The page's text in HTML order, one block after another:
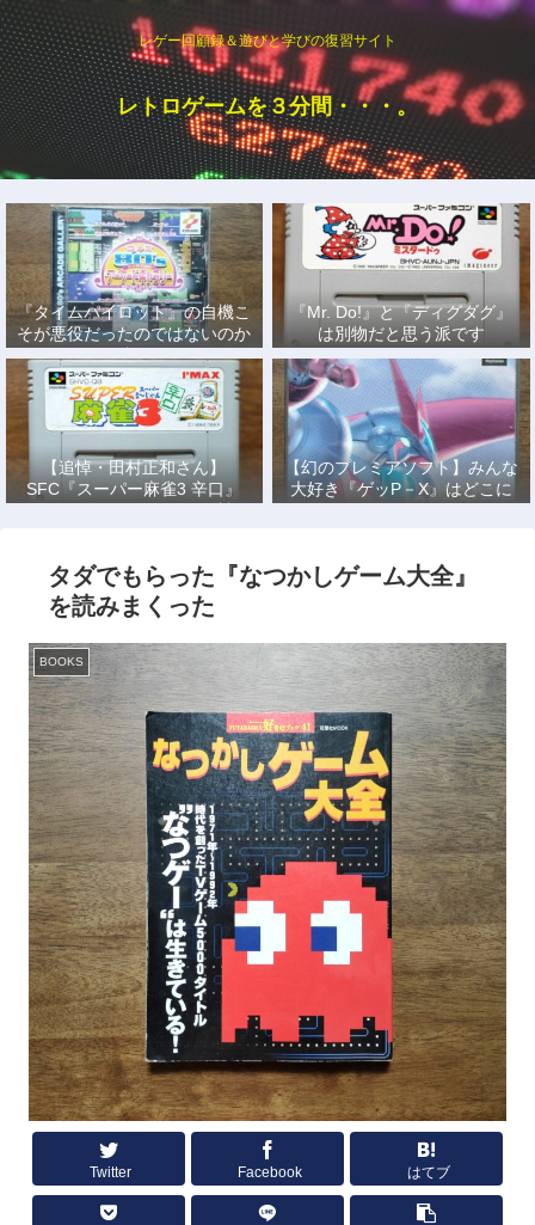
レゲー回顧録＆遊びと学びの復習サイト
レトロゲームを３分間・・・。
『タイムパイロット』の自機こ
そが悪役だったのではないのか
説
『Mr. Do!』と『ディグダグ』
は別物だと思う派です
【追悼・田村正和さん】
SFC『スーパー麻雀3 辛口』
で、あの名優になりきって戦っ
【幻のプレミアソフト】みんな
大好き『ゲッP－X』はどこに
もない！
タダでもらった『なつかしゲーム大全』
を読みまくった
BOOKS
Twitter Facebook はてブ